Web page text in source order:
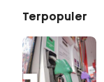
Terpopuler